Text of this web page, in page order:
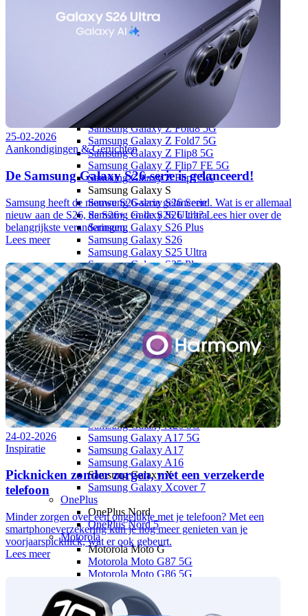
Apple iPhone 13
Apple iPhone 13
Overige
Apple iPhone 15 (Refurbished)
Apple iPhone 13 Pro (Refurbished)
Apple iPhone 13 (Refurbished)
Samsung
Samsung Galaxy Z
Samsung Galaxy Z Fold8 Ultra 5G
Samsung Galaxy Z Fold8 5G
Samsung Galaxy Z Fold7 5G
Samsung Galaxy Z Flip8 5G
Samsung Galaxy Z Flip7 FE 5G
Samsung Galaxy Z Flip7 5G
Samsung Galaxy S
Samsung Galaxy S26 Serie
Samsung Galaxy S26 Ultra
Samsung Galaxy S26 Plus
Samsung Galaxy S26
Samsung Galaxy S25 Ultra
Samsung Galaxy S25 Plus
Samsung Galaxy S25 FE
Samsung Galaxy S25 Edge
Samsung Galaxy S25
Samsung Galaxy S24 FE
Samsung Galaxy A
Samsung Galaxy A57 5G
Samsung Galaxy A56 5G
Samsung Galaxy A55 5G
Samsung Galaxy A37 5G
Samsung Galaxy A36 5G
Samsung Galaxy A35 5G
Samsung Galaxy A27 5G
Samsung Galaxy A26 5G
Samsung Galaxy A17 5G
Samsung Galaxy A17
Samsung Galaxy A16
Samsung Galaxy X
Samsung Galaxy Xcover 7
OnePlus
OnePlus Nord
OnePlus Nord 5
Motorola
Motorola Moto G
Motorola Moto G87 5G
Motorola Moto G86 5G
Motorola Moto G77
Motorola Moto G67
Motorola Moto G56 5G
25-02-2026
Aankondigingen & Geruchten
De Samsung Galaxy S26-serie is gelanceerd!
Samsung heeft de nieuwe S26-serie gelanceerd. Wat is er allemaal
nieuw aan de S26, de S26+, en de S26 Ultra? Lees hier over de
belangrijkste veranderingen.
Lees meer
24-02-2026
Inspiratie
Picknicken zonder zorgen, met een verzekerde
telefoon
Minder zorgen over een ongelukje met je telefoon? Met een
smartphoneverzekering kun je nog meer genieten van je
voorjaarspicknick, wat er ook gebeurt.
Lees meer